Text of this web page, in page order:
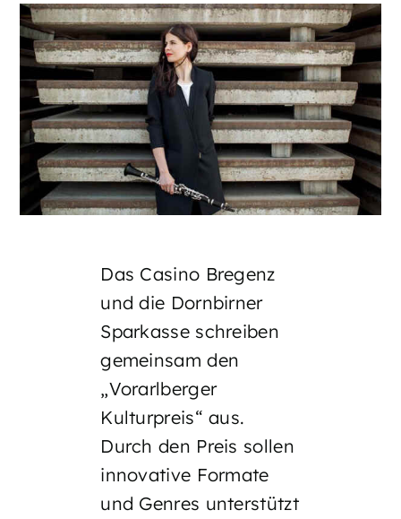
Das Casino Bregenz
und die Dornbirner
Sparkasse schreiben
gemeinsam den
„Vorarlberger
Kulturpreis“ aus.
Durch den Preis sollen
innovative Formate
und Genres unterstützt